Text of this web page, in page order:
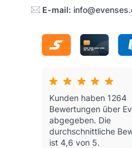
E-mail:
Kunden haben 1264
Bewertungen über
abgegeben. Die
durchschnittliche
ist 4,6 von 5.